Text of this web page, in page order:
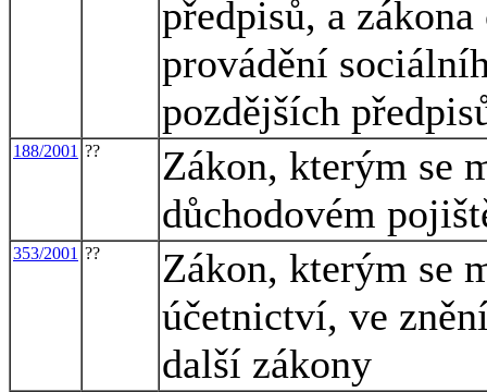
předpisů, a
provádění
pozdějších
188/2001 ??
Zákon, kterým se
důchodovém
353/2001 ??
Zákon, kterým se
účetnictví, ve
další zákony